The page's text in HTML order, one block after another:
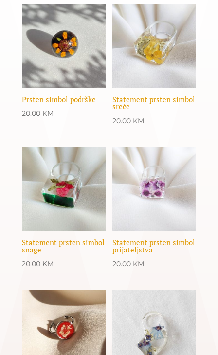
Prsten simbol podrške
20.00 KM
Statement prsten simbol
sreće
20.00 KM
Statement prsten simbol
snage
20.00 KM
Statement prsten simbol
prijateljstva
20.00 KM